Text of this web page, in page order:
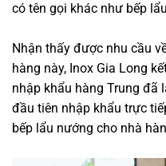
có tên gọi khác như bếp
Nhận thấy được nhu cầu
hàng này, Inox Gia Long
nhập khẩu hàng Trung đã
đầu tiên nhập khẩu trực
bếp lẩu nướng cho nhà